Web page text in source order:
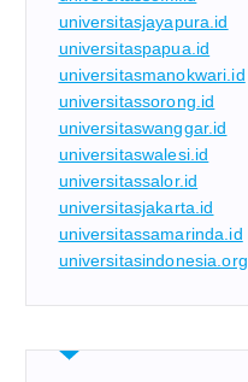
universitasjayapura.id
universitaspapua.id
universitasmanokwari.id
universitassorong.id
universitaswanggar.id
universitaswalesi.id
universitassalor.id
universitasjakarta.id
universitassamarinda.id
universitasindonesia.org